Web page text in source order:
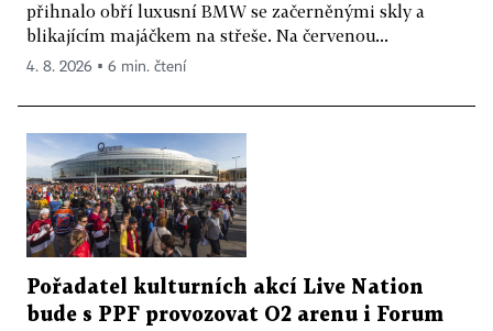
přihnalo obří luxusní BMW se začerněnými skly a
blikajícím majáčkem na střeše. Na červenou...
4. 8. 2026 ▪ 6 min. čtení
Pořadatel kulturních akcí Live Nation
bude s PPF provozovat O2 arenu i Forum